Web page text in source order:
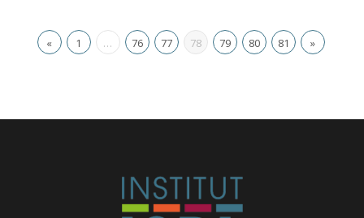
« 1 … 76 77 78 79 80 81 »